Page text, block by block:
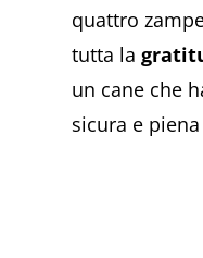
quattro
tutta la
un cane che
sicura e